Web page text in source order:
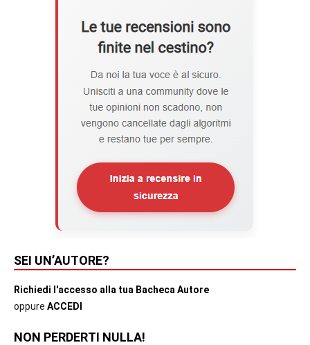
SEI UN’AUTORE?
Richiedi l'accesso alla tua Bacheca Autore
oppure ACCEDI
NON PERDERTI NULLA!